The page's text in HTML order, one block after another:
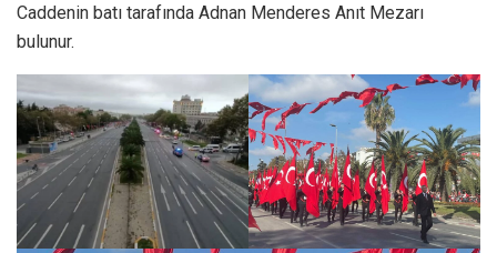
Caddenin batı tarafında Adnan Menderes Anıt Mezarı
bulunur.